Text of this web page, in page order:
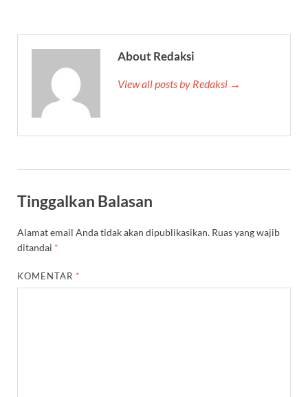
About Redaksi
View all posts by Redaksi →
Tinggalkan Balasan
Alamat email Anda tidak akan dipublikasikan. Ruas yang wajib
ditandai *
KOMENTAR *